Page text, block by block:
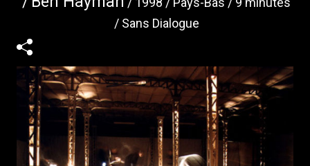
Sans Dialogue